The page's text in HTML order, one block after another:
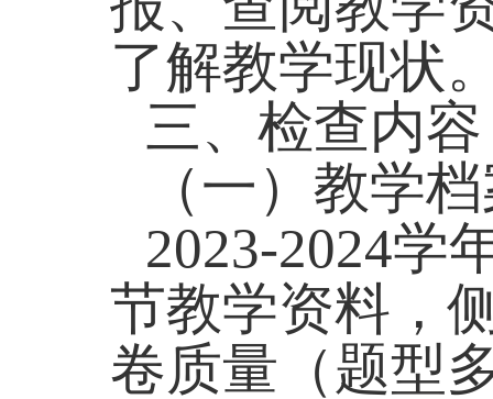
了解教学现状
三、 检查内容
（一） 教学
2023-2024学
节教学资料，
卷质量（题型